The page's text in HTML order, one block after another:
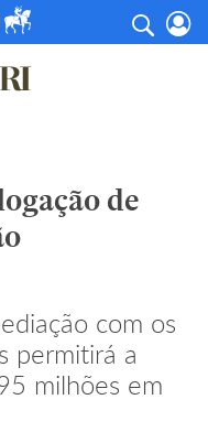
de
com os
permitirá a
milhões em